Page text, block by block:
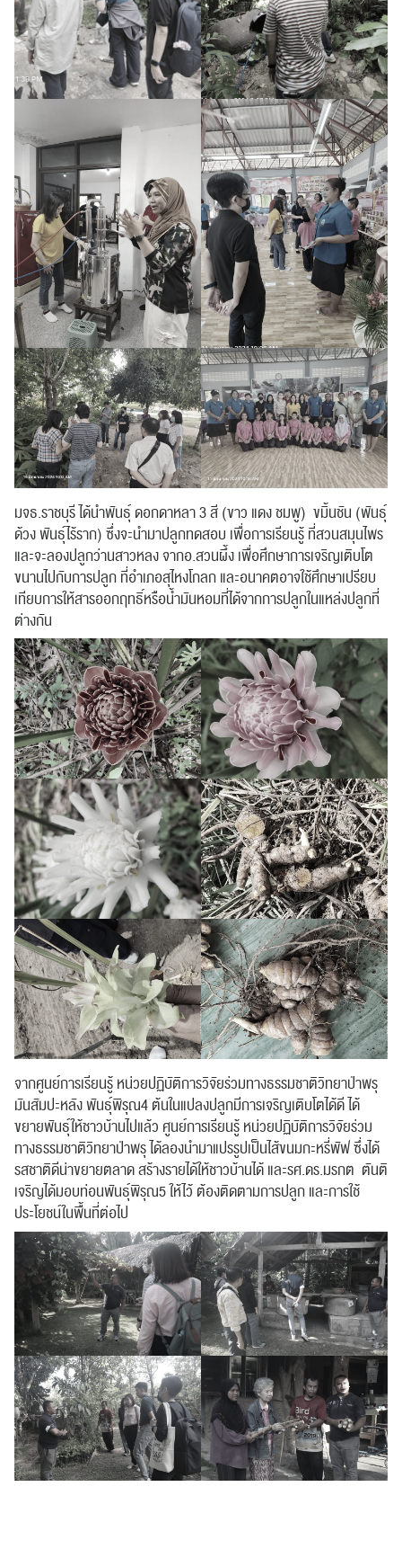
ค้นหา
มจธ.ราชบุรี ได้นำพันธุ์ ดอกดาหลา 3 สี (ขาว แดง ชมพู) ขมิ้นชัน (พันธุ์
ด้วง พันธุ์ไร้ราก) ซึ่งจะนำมาปลูกทดสอบ เพื่อการเรียนรู้ ที่สวนสมุนไพร
และจะลองปลูกว่านสาวหลง จากอ.สวนผึ้ง เพื่อศึกษาการเจริญเติบโต
ขนานไปกับการปลูก ที่อำเภอสุไหงโกลก และอนาคตอาจใช้ศึกษาเปรียบ
เทียบการให้สารออกฤทธิ์หรือน้ำมันหอมที่ได้จากการปลูกในแหล่งปลูกที่
ต่างกัน
จากศูนย์การเรียนรู้ หน่วยปฏิบัติการวิจัยร่วมทางธรรมชาติวิทยาป่าพรุ
มันสัมปะหลัง พันธุ์พิรุณ4 ต้นในแปลงปลูกมีการเจริญเติบโตได้ดี ได้
ขยายพันธุ์ให้ชาวบ้านไปแล้ว ศูนย์การเรียนรู้ หน่วยปฏิบัติการวิจัยร่วม
ทางธรรมชาติวิทยาป่าพรุ ได้ลองนำมาแปรรูปเป็นไส้ขนมกะหรี่พัฟ ซึ่งได้
รสชาติดีน่าขยายตลาด สร้างรายได้ให้ชาวบ้านได้ และรศ.ดร.มรกต ตันติ
เจริญได้มอบท่อนพันธุ์พิรุณ5 ให้ไว้ ต้องติดตามการปลูก และการใช้
ประโยชน์ในพื้นที่ต่อไป
RC Activity
ส่งข่าวประชาสัมพันธ์
ปฏิทิน
ส่งข่าวประชาสัมพันธ์
RC Activity